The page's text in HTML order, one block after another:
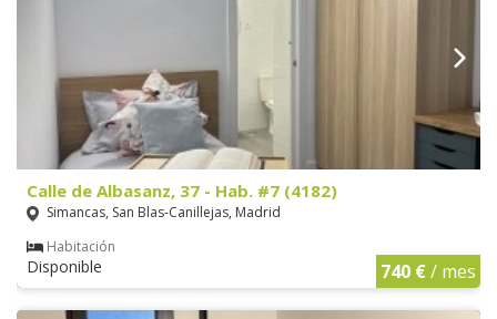
Calle de Albasanz, 37 - Hab. #7 (4182)
Simancas, San Blas-Canillejas, Madrid
Habitación
Disponible 740 €/ mes